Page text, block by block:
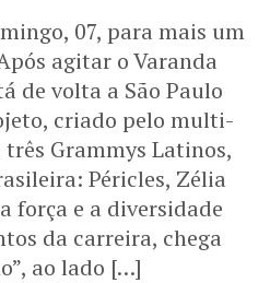
07, para mais um
agitar o Varanda
de volta a São Paulo
criado pelo multi-
Grammys Latinos,
Péricles, Zélia
força e a diversidade
da carreira, chega
ao lado […]